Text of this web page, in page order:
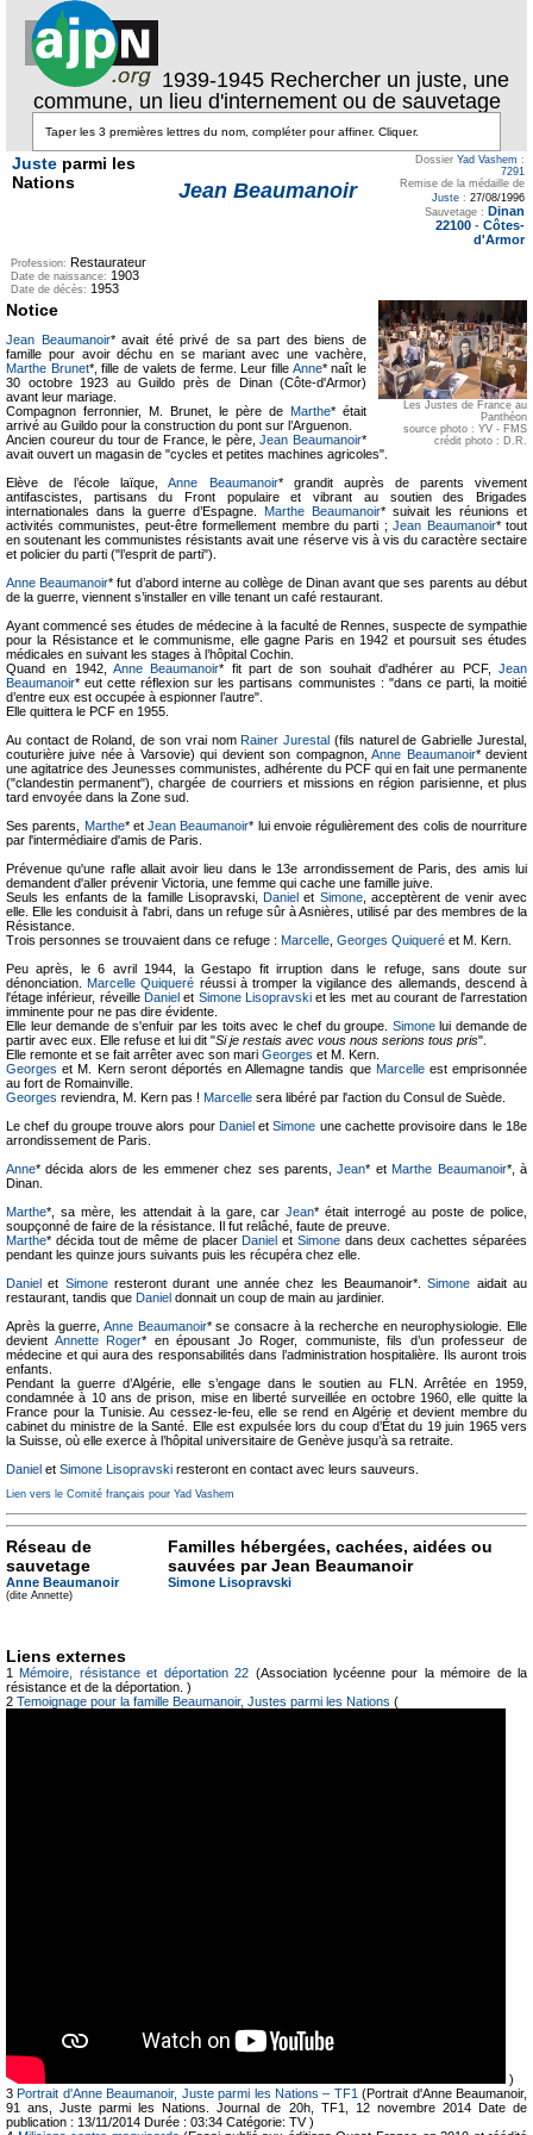
1939-1945 Rechercher un juste, une
commune, un lieu d'internement ou de sauvetage
Juste parmi les
Nations
Jean Beaumanoir
Dossier Yad Vashem :
7291
Remise de la médaille de
Juste : 27/08/1996
Sauvetage : Dinan
22100 - Côtes-
d'Armor
Profession: Restaurateur
Date de naissance: 1903
Date de décès: 1953
Les Justes de France au
Panthéon
source photo : YV - FMS
crédit photo : D.R.
Notice
Jean Beaumanoir* avait été privé de sa part des biens de
famille pour avoir déchu en se mariant avec une vachère,
Marthe Brunet*, fille de valets de ferme. Leur fille Anne* naît le
30 octobre 1923 au Guildo près de Dinan (Côte-d'Armor)
avant leur mariage.
Compagnon ferronnier, M. Brunet, le père de Marthe* était
arrivé au Guildo pour la construction du pont sur l’Arguenon.
Ancien coureur du tour de France, le père,Jean Beaumanoir*
avait ouvert un magasin de "cycles et petites machines agricoles".
Elève de l’école laïque,Anne Beaumanoir* grandit auprès de parents vivement
antifascistes, partisans du Front populaire et vibrant au soutien des Brigades
internationales dans la guerre d’Espagne. Marthe Beaumanoir* suivait les réunions et
activités communistes, peut-être formellement membre du parti ;Jean Beaumanoir* tout
en soutenant les communistes résistants avait une réserve vis à vis du caractère sectaire
et policier du parti ("l’esprit de parti").
Anne Beaumanoir* fut d’abord interne au collège de Dinan avant que ses parents au début
de la guerre, viennent s’installer en ville tenant un café restaurant.
Ayant commencé ses études de médecine à la faculté de Rennes, suspecte de sympathie
pour la Résistance et le communisme, elle gagne Paris en 1942 et poursuit ses études
médicales en suivant les stages à l’hôpital Cochin.
Quand en 1942, Anne Beaumanoir* fit part de son souhait d'adhérer au PCF,Jean
Beaumanoir* eut cette réflexion sur les partisans communistes : "dans ce parti, la moitié
d’entre eux est occupée à espionner l’autre".
Elle quittera le PCF en 1955.
Au contact de Roland, de son vrai nomRainer Jurestal (fils naturel de Gabrielle Jurestal,
couturière juive née à Varsovie) qui devient son compagnon,Anne Beaumanoir* devient
une agitatrice des Jeunesses communistes, adhérente du PCF qui en fait une permanente
("clandestin permanent"), chargée de courriers et missions en région parisienne, et plus
tard envoyée dans la Zone sud.
Ses parents, Marthe* et Jean Beaumanoir* lui envoie régulièrement des colis de nourriture
par l'intermédiaire d'amis de Paris.
Prévenue qu'une rafle allait avoir lieu dans le 13e arrondissement de Paris, des amis lui
demandent d'aller prévenir Victoria, une femme qui cache une famille juive.
Seuls les enfants de la famille Lisopravski,Daniel et Simone, acceptèrent de venir avec
elle. Elle les conduisit à l'abri, dans un refuge sûr à Asnières, utilisé par des membres de la
Résistance.
Trois personnes se trouvaient dans ce refuge : Marcelle Georges Quiqueré et M. Kern.
Peu après, le 6 avril 1944, la Gestapo fit irruption dans le refuge, sans doute sur
dénonciation.Marcelle Quiqueré réussi à tromper la vigilance des allemands, descend à
l'étage inférieur, réveille Danielet Simone Lisopravskiet les met au courant de l'arrestation
imminente pour ne pas dire évidente.
Elle leur demande de s'enfuir par les toits avec le chef du groupe. Simonelui demande de
partir avec eux. Elle refuse et lui dit "Si je restais avec vous nous serions tous pris".
Elle remonte et se fait arrêter avec son mari Georges et M. Kern.
Georges et M. Kern seront déportés en Allemagne tandis que Marcelleest emprisonnée
au fort de Romainville.
Georges reviendra, M. Kern pas ! Marcelle sera libéré par l'action du Consul de Suède.
Le chef du groupe trouve alors pour DanieletSimone une cachette provisoire dans le 18e
arrondissement de Paris.
Anne* décida alors de les emmener chez ses parents,Jean* etMarthe Beaumanoir*, à
Dinan.
Marthe*, sa mère, les attendait à la gare, carJean* était interrogé au poste de police,
soupçonné de faire de la résistance. Il fut relâché, faute de preuve.
Marthe* décida tout de même de placerDaniel et Simonedans deux cachettes séparées
pendant les quinze jours suivants puis les récupéra chez elle.
Daniel et Simoneresteront durant une année chez les Beaumanoir*.Simone aidait au
restaurant, tandis que Daniel donnait un coup de main au jardinier.
Après la guerre, Anne Beaumanoir* se consacre à la recherche en neurophysiologie. Elle
devient Annette Roger* en épousant Jo Roger, communiste, fils d’un professeur de
médecine et qui aura des responsabilités dans l’administration hospitalière. Ils auront trois
enfants.
Pendant la guerre d’Algérie, elle s’engage dans le soutien au FLN. Arrêtée en 1959,
condamnée à 10 ans de prison, mise en liberté surveillée en octobre 1960, elle quitte la
France pour la Tunisie. Au cessez-le-feu, elle se rend en Algérie et devient membre du
cabinet du ministre de la Santé. Elle est expulsée lors du coup d’État du 19 juin 1965 vers
la Suisse, où elle exerce à l’hôpital universitaire de Genève jusqu’à sa retraite.
Daniel et Simone Lisopravski resteront en contact avec leurs sauveurs.
Lien vers le Comité français pour Yad Vashem
Réseau de
sauvetage
Anne Beaumanoir
(dite Annette)
Familles hébergées, cachées, aidées ou
sauvées par Jean Beaumanoir
Simone Lisopravski
Liens externes
1Mémoire, résistance et déportation 22 (Association lycéenne pour la mémoire de la
résistance et de la déportation. )
2 Temoignage pour la famille Beaumanoir, Justes parmi les Nations (
)
3Portrait d'Anne Beaumanoir, Juste parmi les Nations – TF1 (Portrait d'Anne Beaumanoir,
91 ans, Juste parmi les Nations. Journal de 20h, TF1, 12 novembre 2014 Date de
publication : 13/11/2014 Durée : 03:34 Catégorie: TV )